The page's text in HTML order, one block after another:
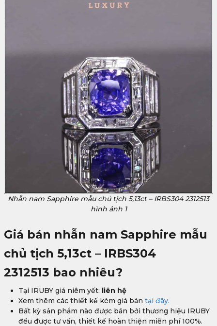
Nhẫn nam Sapphire mẫu chủ tịch 5,13ct – IRBS304 2312513
hình ảnh 1
Giá bán nhẫn nam Sapphire mẫu
chủ tịch 5,13ct – IRBS304
2312513 bao nhiêu?
Tại IRUBY giá niêm yết: liên hệ
Xem thêm các thiết kế kèm giá bán tại đây.
Bất kỳ sản phẩm nào được bán bởi thương hiệu IRUBY
đều được tư vấn, thiết kế hoàn thiện miễn phí 100%.